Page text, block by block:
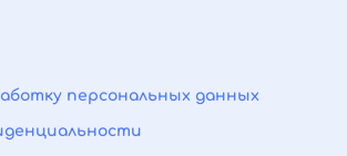
персональных данных